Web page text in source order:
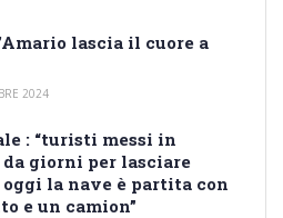
lascia il cuore a
2024
: “turisti messi in
giorni per lasciare
la nave è partita con
e un camion”